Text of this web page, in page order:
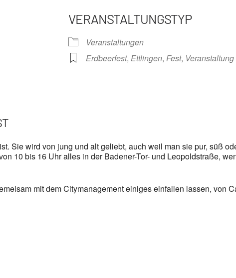
iCalendar
VERANSTALTUNGSTYP
Veranstaltungen
Erdbeerfest, Ettlingen, Fest, Veranstaltung
Sie wird von jung und alt geliebt, auch weil man sie pur, süß
10 bis 16 Uhr alles in der Badener-Tor- und Leopoldstraße,
mit dem Citymanagement einiges einfallen lassen, von